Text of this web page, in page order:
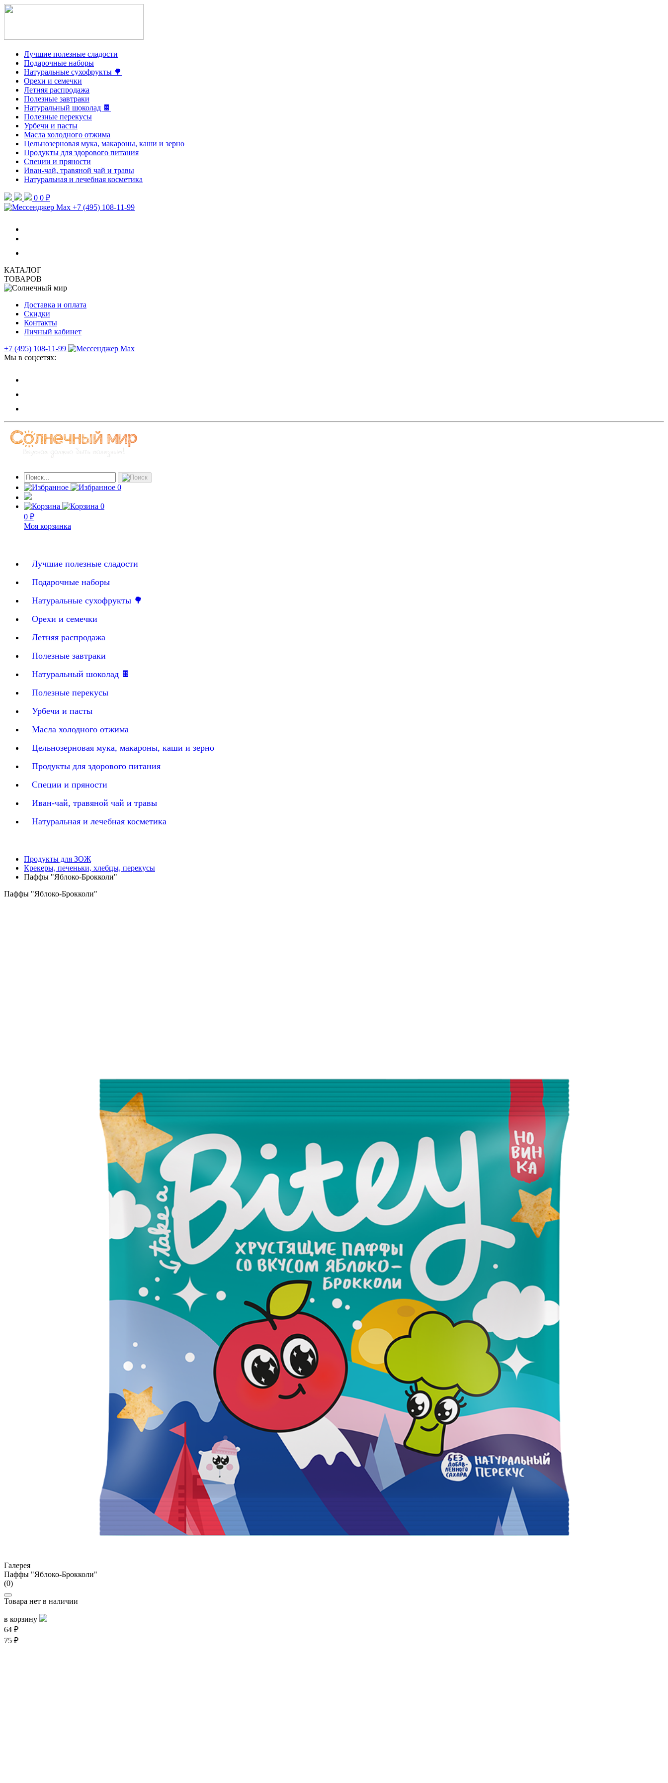
Лучшие полезные сладости
Подарочные наборы
Натуральные сухофрукты 🌳
Орехи и семечки
Летняя распродажа
Полезные завтраки
Натуральный шоколад 🍫
Полезные перекусы
Урбечи и пасты
Масла холодного отжима
Цельнозерновая мука, макароны, каши и зерно
Продукты для здорового питания
Специи и пряности
Иван-чай, травяной чай и травы
Натуральная и лечебная косметика
0 0 ₽
+7 (495) 108-11-99
КАТАЛОГ
ТОВАРОВ
Доставка и оплата
Скидки
Контакты
Личный кабинет
+7 (495) 108-11-99
Мы в соцсетях:
0
0
0 ₽
Моя корзинка
Лучшие полезные сладости
Подарочные наборы
Натуральные сухофрукты 🌳
Орехи и семечки
Летняя распродажа
Полезные завтраки
Натуральный шоколад 🍫
Полезные перекусы
Урбечи и пасты
Масла холодного отжима
Цельнозерновая мука, макароны, каши и зерно
Продукты для здорового питания
Специи и пряности
Иван-чай, травяной чай и травы
Натуральная и лечебная косметика
Продукты для ЗОЖ
Крекеры, печеньки, хлебцы, перекусы
Паффы "Яблоко-Брокколи"
Паффы "Яблоко-Брокколи"
Галерея
Паффы "Яблоко-Брокколи"
(0)
Товара нет в наличии
в корзину
64 ₽
75 ₽